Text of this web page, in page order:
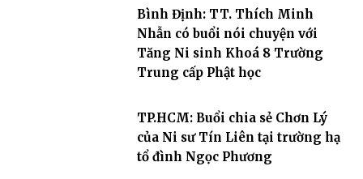
Bình Định: TT. Thích Minh
Nhẫn có buổi nói chuyện với
Tăng Ni sinh Khoá 8 Trường
Trung cấp Phật học
TP.HCM: Buổi chia sẻ Chơn Lý
của Ni sư Tín Liên tại trường hạ
tổ đình Ngọc Phương